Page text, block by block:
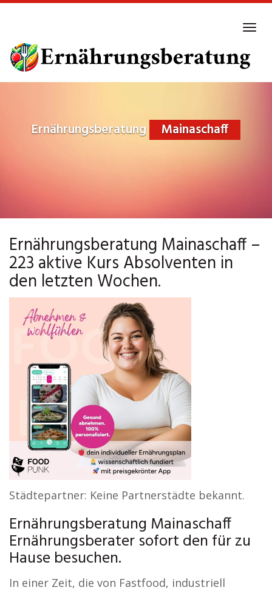
main
content
Ernährungsberatung Mainaschaff
Ernährungsberatung Mainaschaff –
223 aktive Kurs Absolventen in
den letzten Wochen.
Städtepartner: Keine Partnerstädte bekannt.
Ernährungsberatung Mainaschaff
Ernährungsberater sofort den für zu
Hause besuchen.
In einer Zeit, die von Fastfood, industriell